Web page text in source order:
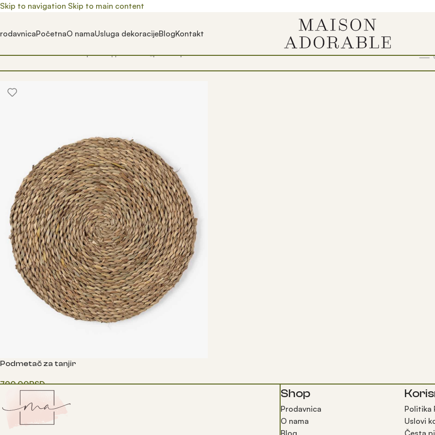
Skip to navigation Skip to main content
PočetnaO namaUsluga dekoracijeBlogKontakt
Почетна/ Prodavnica/ Производ oзначен „pleteni podmetac“ Show 9 12 18 24
Podmetač za tanjir
790.00RSD
Shop
Prodavnica
O nama
Blog
Politika
Uslovi
Česta